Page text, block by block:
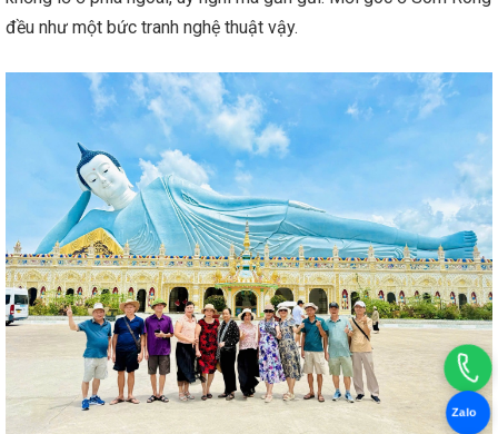
đều như một bức tranh nghệ thuật vậy.
Zalo